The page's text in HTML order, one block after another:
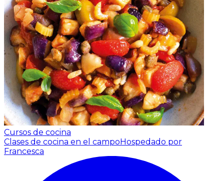
Cursos de cocina
Clases de cocina en el campo Hospedado por
Francesca